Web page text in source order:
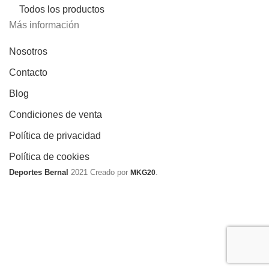
Todos los productos
Más información
Nosotros
Contacto
Blog
Condiciones de venta
Política de privacidad
Política de cookies
Deportes Bernal 2021 Creado por MKG20.